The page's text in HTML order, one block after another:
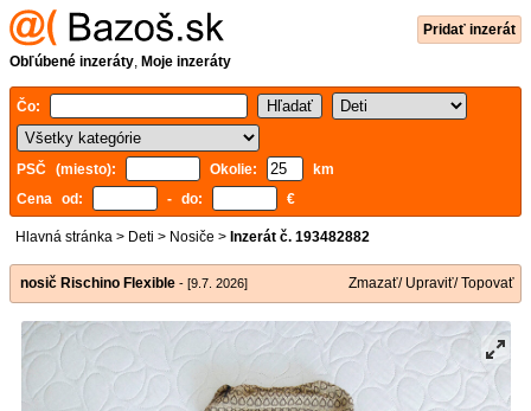
Pridať inzerát
Obľúbené inzeráty, Moje inzeráty
Čo:
PSČ (miesto): Okolie:
km
Cena od:
- do: €
Hlavná stránka > Deti > Nosiče > Inzerát č. 193482882
nosič Rischino Flexible - [9.7. 2026] Zmazať/ Upraviť/ Topovať